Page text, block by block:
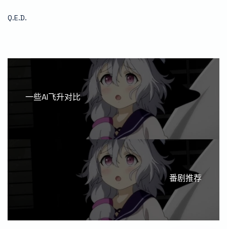
Q.E.D.
一些AI飞升对比
番剧推荐